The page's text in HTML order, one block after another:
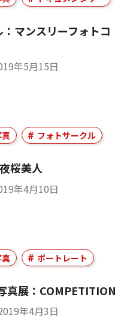
マンスリーフォトコ
年5月15日
真 フォトサークル
桜美人
年4月10日
真 ポートレート
真展：COMPETITION
年4月3日